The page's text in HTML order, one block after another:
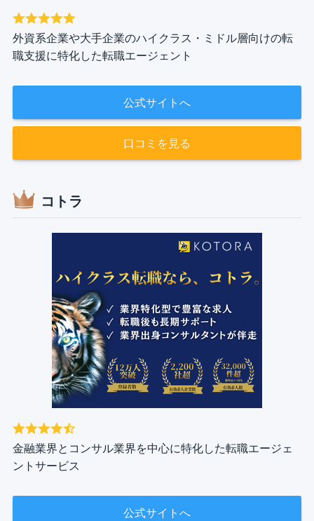
外資系企業や大手企業のハイクラス・ミドル層向けの転
職支援に特化した転職エージェント
公式サイトへ
口コミを見る
コトラ
金融業界とコンサル業界を中心に特化した転職エージェ
ントサービス
公式サイトへ